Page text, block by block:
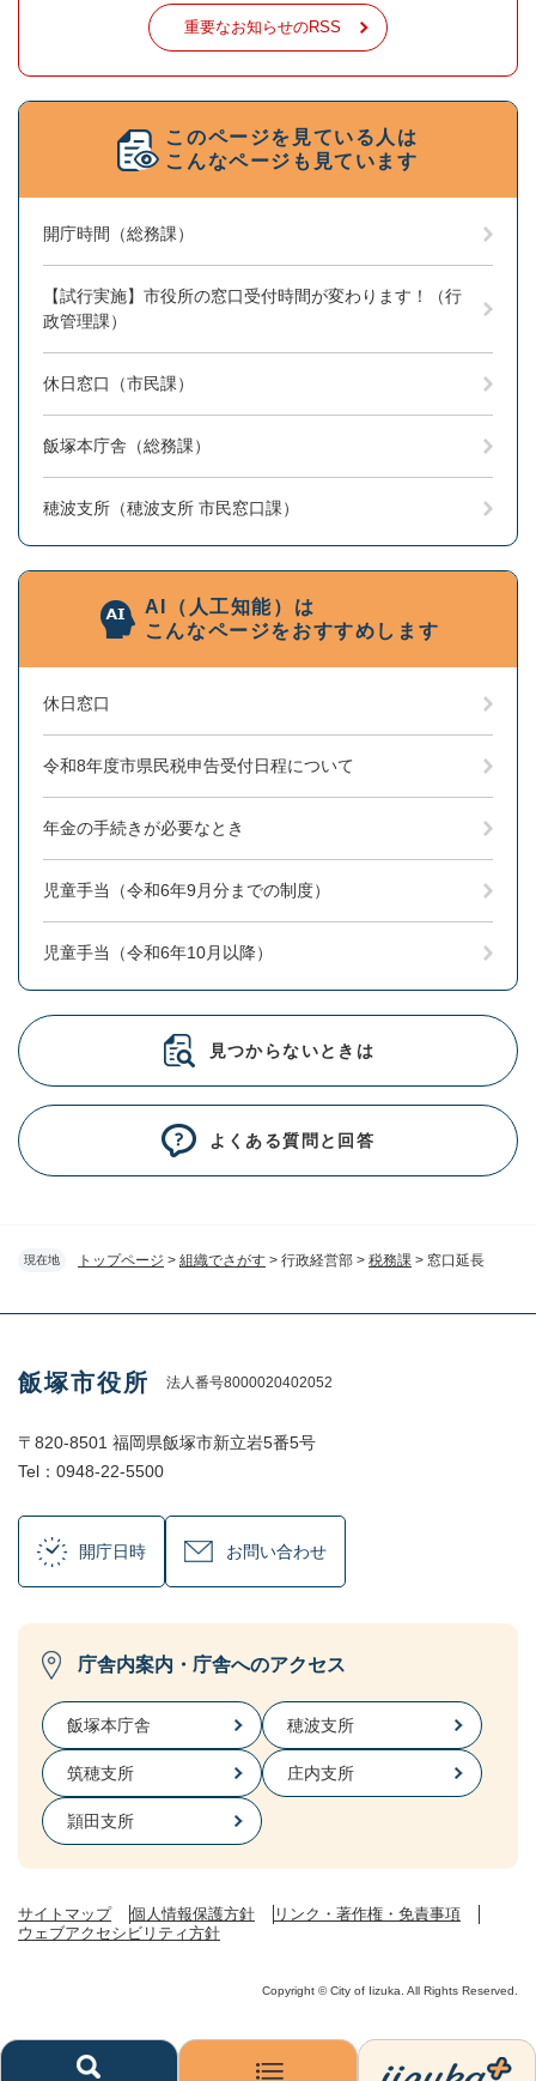
現在地 トップページ > 組織でさがす > 行政経営部 > 税務課 > 窓口延長
重要なお知らせのRSS
このページを見ている人は
こんなページも見ています
開庁時間（総務課）
【試行実施】市役所の窓口受付時間が変わります！（行
政管理課）
休日窓口（市民課）
飯塚本庁舎（総務課）
穂波支所（穂波支所 市民窓口課）
AI（人工知能）は
こんなページをおすすめします
休日窓口
令和8年度市県民税申告受付日程について
年金の手続きが必要なとき
児童手当（令和6年9月分までの制度）
児童手当（令和6年10月以降）
見つからないときは
よくある質問と回答
飯塚市役所 法人番号8000020402052
〒820-8501 福岡県飯塚市新立岩5番5号
Tel：0948-22-5500
開庁日時 お問い合わせ
庁舎内案内・庁舎へのアクセス
飯塚本庁舎 穂波支所
筑穂支所 庄内支所
頴田支所
サイトマップ 個人情報保護方針
リンク・著作権・免責事項
ウェブアクセシビリティ方針
Copyright © City of Iizuka. All Rights Reserved.